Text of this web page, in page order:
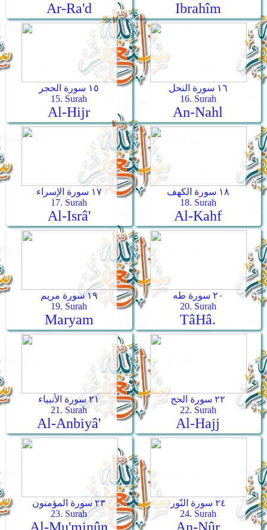
Ar-Ra'd Ibrahîm
١٥ سورة الحجر
15. Surah
Al-Hijr
١٦ سورة النحل
16. Surah
An-Nahl
١٧ سورة الإسراء
17. Surah
Al-Isrâ'
١٨ سورة الكهف
18. Surah
Al-Kahf
١٩ سورة مريم
19. Surah
Maryam
٢٠ سورة طه
20. Surah
Tâ­Hâ.
٢١ سورة الأنبياء
21. Surah
Al-Anbiyâ'
٢٢ سورة الحج
22. Surah
Al-Hajj
٢٣ سورة المؤمنون
23. Surah
٢٤ سورة النّور
24. Surah